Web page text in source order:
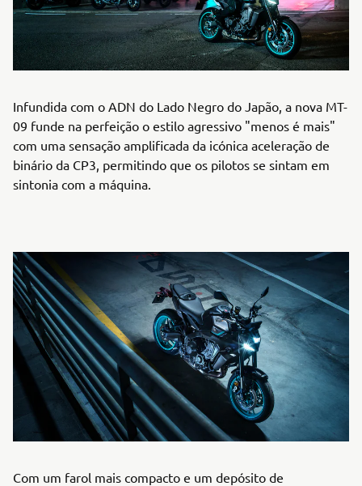
Infundida com o ADN do Lado Negro do Japão, a nova MT-
09 funde na perfeição o estilo agressivo "menos é mais"
com uma sensação amplificada da icónica aceleração de
binário da CP3, permitindo que os pilotos se sintam em
sintonia com a máquina.
Com um farol mais compacto e um depósito de